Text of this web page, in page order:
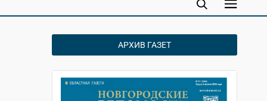
АРХИВ ГАЗЕТ